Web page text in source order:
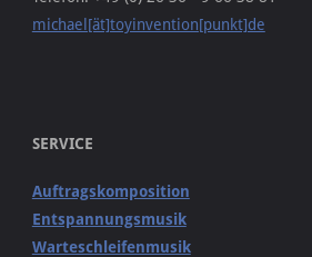
michael[ät]toyinvention[punkt]de
SERVICE
Auftragskomposition
Entspannungsmusik
Warteschleifenmusik